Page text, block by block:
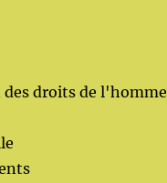
des droits de l'homme